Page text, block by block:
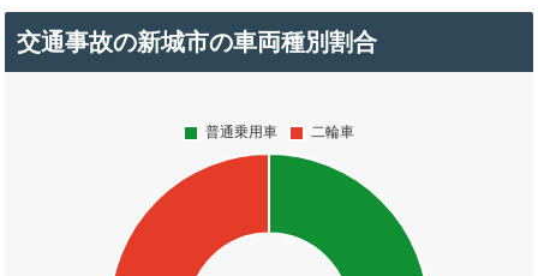
交通事故の新城市の車両種別割合